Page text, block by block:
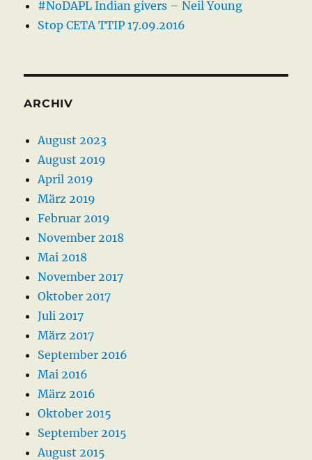
#NoDAPL Indian givers – Neil Young
Stop CETA TTIP 17.09.2016
ARCHIV
August 2023
August 2019
April 2019
März 2019
Februar 2019
November 2018
Mai 2018
November 2017
Oktober 2017
Juli 2017
März 2017
September 2016
Mai 2016
März 2016
Oktober 2015
September 2015
August 2015